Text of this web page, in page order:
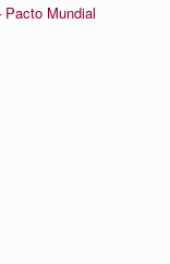
Mundial